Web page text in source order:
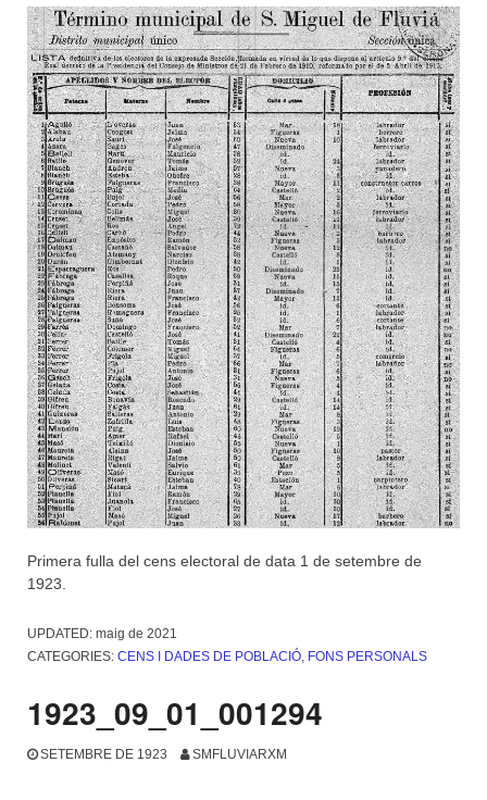
Primera fulla del cens electoral de data 1 de setembre de
1923.
UPDATED: maig de 2021
CATEGORIES: CENS I DADES DE POBLACIÓ, FONS PERSONALS
1923_09_01_001294
SETEMBRE DE 1923 SMFLUVIARXM